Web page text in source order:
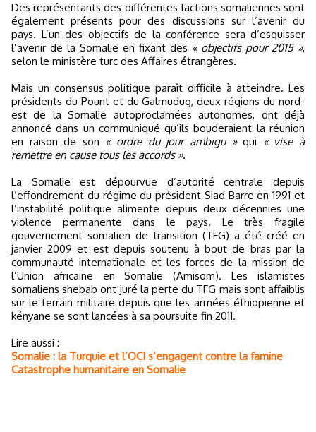
Des représentants des différentes factions somaliennes sont
également présents pour des discussions sur l’avenir du
pays. L’un des objectifs de la conférence sera d’esquisser
l’avenir de la Somalie en fixant des « objectifs pour 2015 »,
selon le ministère turc des Affaires étrangères.
Mais un consensus politique paraît difficile à atteindre. Les
présidents du Pount et du Galmudug, deux régions du nord-
est de la Somalie autoproclamées autonomes, ont déjà
annoncé dans un communiqué qu’ils bouderaient la réunion
en raison de son « ordre du jour ambigu »qui
« vise à
remettre en cause tous les accords ».
La Somalie est dépourvue d’autorité centrale depuis
l’effondrement du régime du président Siad Barre en 1991 et
l’instabilité politique alimente depuis deux décennies une
violence permanente dans le pays. Le très fragile
gouvernement somalien de transition (TFG) a été créé en
janvier 2009 et est depuis soutenu à bout de bras par la
communauté internationale et les forces de la mission de
l’Union africaine en Somalie (Amisom). Les islamistes
somaliens shebab ont juré la perte du TFG mais sont affaiblis
sur le terrain militaire depuis que les armées éthiopienne et
kényane se sont lancées à sa poursuite fin 2011.
Lire aussi :
Somalie : la Turquie et l’OCI s’engagent contre la famine
Catastrophe humanitaire en Somalie